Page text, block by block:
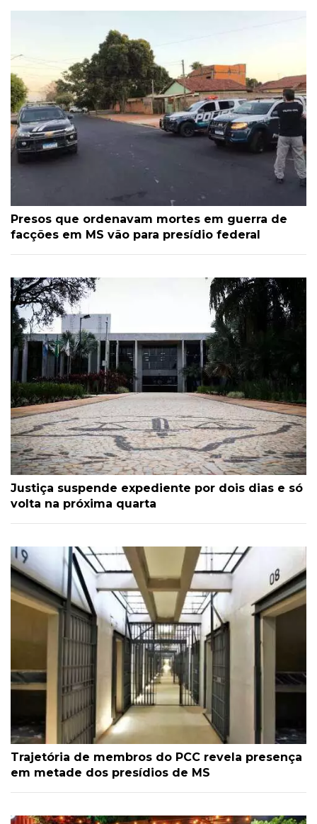
Presos que ordenavam mortes em guerra de
facções em MS vão para presídio federal
Justiça suspende expediente por dois dias e só
volta na próxima quarta
Trajetória de membros do PCC revela presença
em metade dos presídios de MS